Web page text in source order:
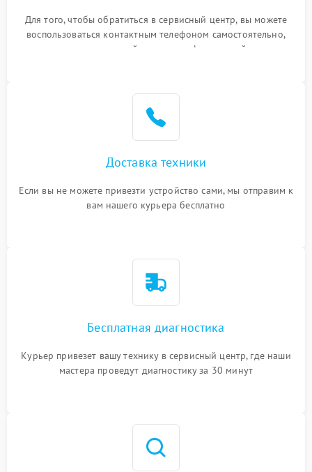
Для того, чтобы обратиться в сервисный центр, вы можете
воспользоваться контактным телефоном самостоятельно,
или оставить свой номер телефона на сайте
Доставка техники
Если вы не можете привезти устройство сами, мы отправим к
вам нашего курьера бесплатно
Бесплатная диагностика
Курьер привезет вашу технику в сервисный центр, где наши
мастера проведут диагностику за 30 минут